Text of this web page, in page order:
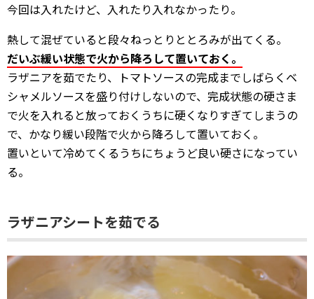
今回は入れたけど、入れたり入れなかったり。
熱して混ぜていると段々ねっとりととろみが出てくる。
だいぶ緩い状態で火から降ろして置いておく。
ラザニアを茹でたり、トマトソースの完成までしばらくベ
シャメルソースを盛り付けしないので、完成状態の硬さま
で火を入れると放っておくうちに硬くなりすぎてしまうの
で、かなり緩い段階で火から降ろして置いておく。
置いといて冷めてくるうちにちょうど良い硬さになってい
る。
ラザニアシートを茹でる